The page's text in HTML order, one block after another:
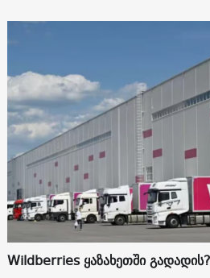
Wildberries ყაზახეთში გადადის?